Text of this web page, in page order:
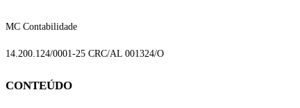
MC Contabilidade
14.200.124/0001-25 CRC/AL 001324/O
CONTEÚDO